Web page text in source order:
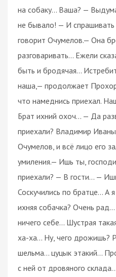
на собаку... Ваша? —
не бывало! — И спрашивать
говорит Очумелов.— Она
разговаривать... Ежели
быть и бродячая...
наша,— продолжает
что намеднись приехал.
Брат ихний охоч... — Да
приехали? Владимир
Очумелов, и всё лицо его
умиления.— Ишь ты,
приехали? — В гости... —
Соскучились по братце... А
ихняя собачка? Очень
ничего себе... Шустрая
ха-ха... Ну, чего дрожишь?
шельма... цуцык этакий...
с ней от дровяного